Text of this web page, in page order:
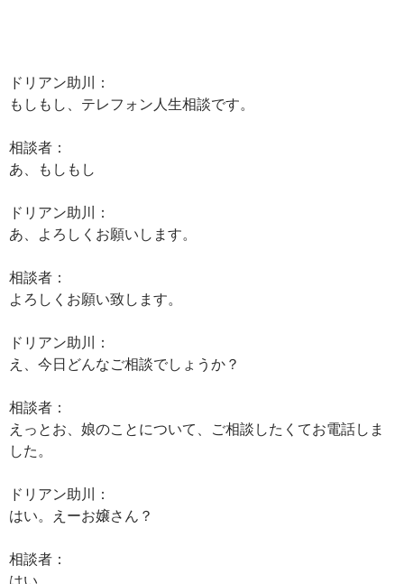
ドリアン助川：
もしもし、テレフォン人生相談です。
相談者：
あ、もしもし
ドリアン助川：
あ、よろしくお願いします。
相談者：
よろしくお願い致します。
ドリアン助川：
え、今日どんなご相談でしょうか？
相談者：
えっとお、娘のことについて、ご相談したくてお電話しま
した。
ドリアン助川：
はい。えーお嬢さん？
相談者：
はい